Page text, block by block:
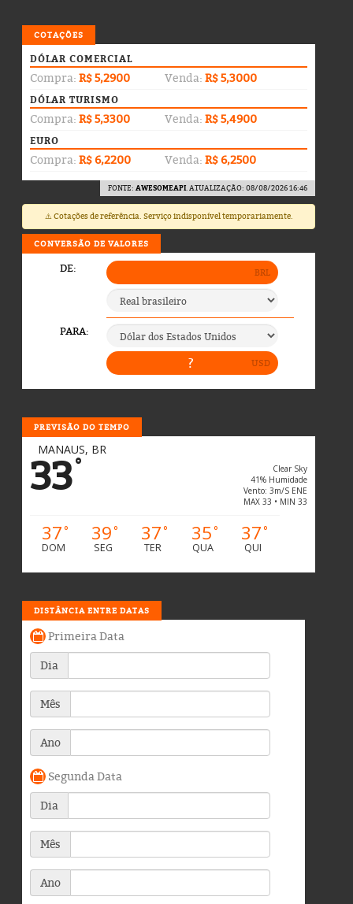
COTAÇÕES
DÓLAR COMERCIAL
Compra: R$ 5,2900 Venda: R$ 5,3000
DÓLAR TURISMO
Compra: R$ 5,3300 Venda: R$ 5,4900
EURO
Compra: R$ 6,2200 Venda: R$ 6,2500
FONTE: AWESOMEAPI. ATUALIZAÇÃO: 08/08/2026 16:46
⚠️ Cotações de referência. Serviço indisponível temporariamente.
CONVERSÃO DE VALORES
PREVISÃO DO TEMPO
MANAUS, BR
33°
Clear Sky
41% Humidade
Vento: 3m/s ENE
MAX 33 • MIN 33
37°
DOM
39°
SEG
37°
TER
35°
QUA
37°
QUI
DISTÂNCIA ENTRE DATAS